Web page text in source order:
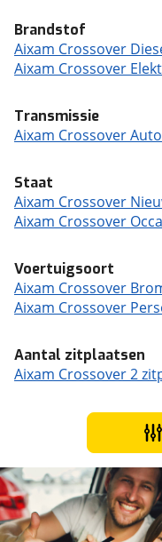
Brandstof
Aixam Crossover
Aixam Crossover
Transmissie
Aixam Crossover
Staat
Aixam Crossover
Aixam Crossover
Voertuigsoort
Aixam Crossover
Aixam Crossover
Aantal zitplaatsen
Aixam Crossover 2